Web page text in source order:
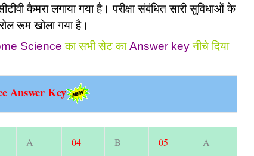
कैमरा लगाया गया है। परीक्षा संबंधित सारी सुविधाओं के
रूम खोला गया है।
Scienceका सभी सेट काAnswer keyनीचे दिया
Answer Key
A 04 B 05 A